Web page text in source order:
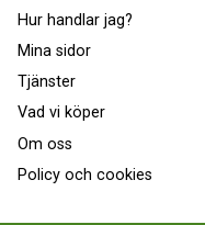
Hur handlar jag?
Mina sidor
Tjänster
Vad vi köper
Om oss
Policy och cookies